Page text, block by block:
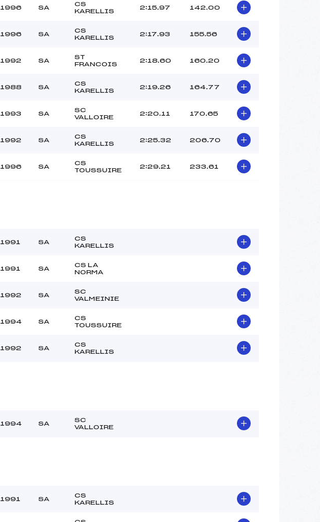
1996 SA
CS
KARELLIS
2:15.97 142.00
1996 SA
CS
KARELLIS
2:17.93 155.56
1992 SA
ST
FRANCOIS
2:18.60 160.20
1988 SA
CS
KARELLIS
2:19.26 164.77
1993 SA
SC
VALLOIRE
2:20.11 170.65
1992 SA
CS
KARELLIS
2:25.32 206.70
1996 SA
CS
TOUSSUIRE
2:29.21 233.61
1991 SA
CS
KARELLIS
1991 SA
CS LA
NORMA
1992 SA
SC
VALMEINIE
1994 SA
CS
TOUSSUIRE
1992 SA
CS
KARELLIS
1994 SA
SC
VALLOIRE
1991 SA
CS
KARELLIS